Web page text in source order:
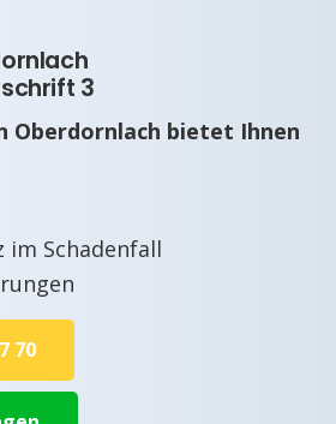
3
Oberdornlach bietet Ihnen
im Schadenfall
70